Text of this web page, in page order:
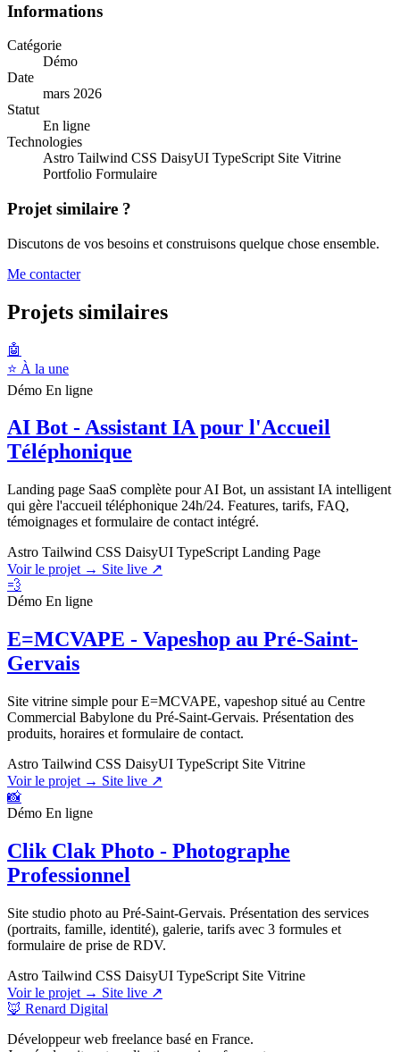
Informations
Catégorie
Démo
Date
mars 2026
Statut
En ligne
Technologies
Astro Tailwind CSS DaisyUI TypeScript Site Vitrine
Portfolio Formulaire
Projet similaire ?
Discutons de vos besoins et construisons quelque chose ensemble.
Me contacter
Projets similaires
🤖
⭐ À la une
Démo En ligne
AI Bot - Assistant IA pour l'Accueil
Téléphonique
Landing page SaaS complète pour AI Bot, un assistant IA intelligent
qui gère l'accueil téléphonique 24h/24. Features, tarifs, FAQ,
témoignages et formulaire de contact intégré.
Astro Tailwind CSS DaisyUI TypeScript Landing Page
Voir le projet → Site live ↗
💨
Démo En ligne
E=MCVAPE - Vapeshop au Pré-Saint-
Gervais
Site vitrine simple pour E=MCVAPE, vapeshop situé au Centre
Commercial Babylone du Pré-Saint-Gervais. Présentation des
produits, horaires et formulaire de contact.
Astro Tailwind CSS DaisyUI TypeScript Site Vitrine
Voir le projet → Site live ↗
📸
Démo En ligne
Clik Clak Photo - Photographe
Professionnel
Site studio photo au Pré-Saint-Gervais. Présentation des services
(portraits, famille, identité), galerie, tarifs avec 3 formules et
formulaire de prise de RDV.
Astro Tailwind CSS DaisyUI TypeScript Site Vitrine
Voir le projet → Site live ↗
🦊 Renard Digital
Développeur web freelance basé en France.